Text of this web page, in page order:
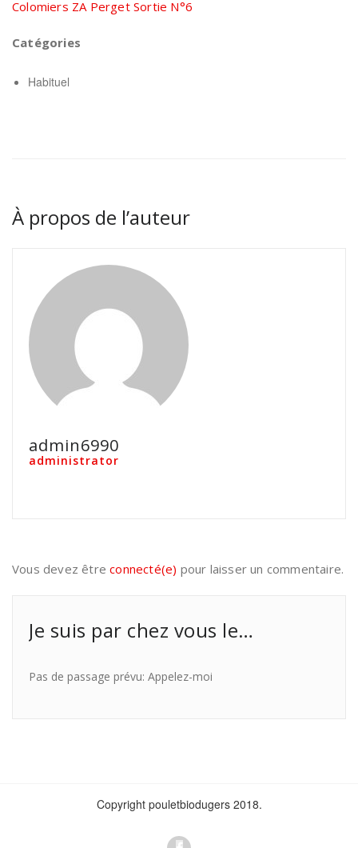
Colomiers ZA Perget Sortie N°6
Catégories
Habituel
À propos de l’auteur
admin6990
administrator
Vous devez êtreconnecté(e) pour laisser un commentaire.
Je suis par chez vous le…
Pas de passage prévu: Appelez-moi
Copyright pouletbiodugers 2018.